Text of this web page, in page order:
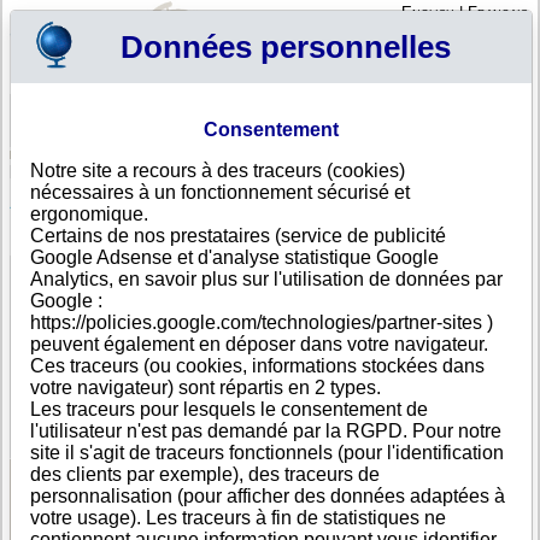
English|Français
Votre panier est vide
Swaziland >Toutes villes >SWAZILAND
ALPHA TEAM INVESTMENTS PTY LTD, SWAZILAND
FICHE ENTREPRISE
Dénomination ALPHA TEAM INVESTMENTS PTY LTD
Adresse
KING SOBHUZA SWAZILAND
Ville
SWAZILAND - 0200
Pays
Swaziland
Type
d'adresse
Adresse unique
Téléphone
+268 76------
DUNS®
Number
53-------
Voir les informations disponibles
Données personnelles
Consentement
Notre site a recours à des traceurs (cookies)
nécessaires à un fonctionnement sécurisé et
ergonomique.
Certains de nos prestataires (service de publicité
Google Adsense et d'analyse statistique Google
Analytics, en savoir plus sur l'utilisation de données par
Google :
https://policies.google.com/technologies/partner-sites )
peuvent également en déposer dans votre navigateur.
Ces traceurs (ou cookies, informations stockées dans
votre navigateur) sont répartis en 2 types.
Les traceurs pour lesquels le consentement de
l'utilisateur n'est pas demandé par la RGPD. Pour notre
site il s'agit de traceurs fonctionnels (pour l'identification
des clients par exemple), des traceurs de
personnalisation (pour afficher des données adaptées à
votre usage). Les traceurs à fin de statistiques ne